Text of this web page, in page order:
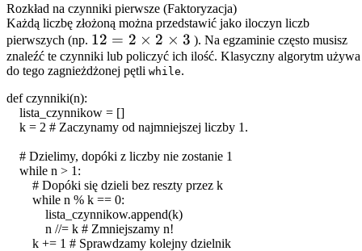
Rozkład na czynniki pierwsze (Faktoryzacja)
Każdą liczbę złożoną można przedstawić jako iloczyn liczb
pierwszych (np. 12 =
2
\times
\times
3
12 = 2 × 2 × 3 ). Na egzaminie często musisz
znaleźć te czynniki lub policzyć ich ilość. Klasyczny algorytm używa
do tego zagnieżdżonej pętli while.
def czynniki(n):
lista_czynnikow = []
k = 2 # Zaczynamy od najmniejszej liczby 1.
# Dzielimy, dopóki z liczby nie zostanie 1
while n > 1 :
# Dopóki się dzieli bez reszty przez k
while n % k == 0:
lista_czynnikow.append(k)
n //= k # Zmniejszamy n!
k += 1 # Sprawdzamy kolejny dzielnik